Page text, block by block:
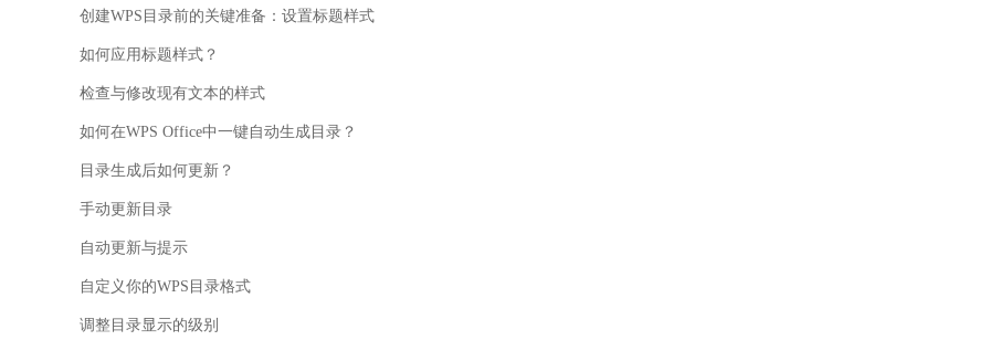
创建WPS目录前的关键准备：设置标题样式
如何应用标题样式？
检查与修改现有文本的样式
如何在WPS Office中一键自动生成目录？
目录生成后如何更新？
手动更新目录
自动更新与提示
自定义你的WPS目录格式
调整目录显示的级别